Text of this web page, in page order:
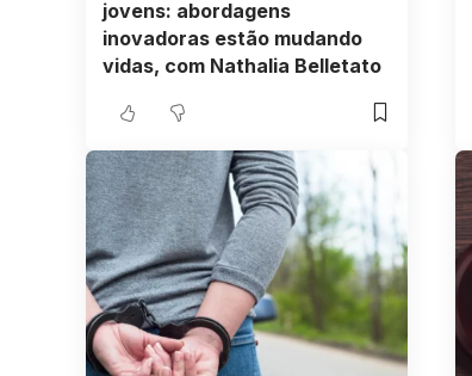
jovens: abordagens
inovadoras estão mudando
vidas, com Nathalia Belletato